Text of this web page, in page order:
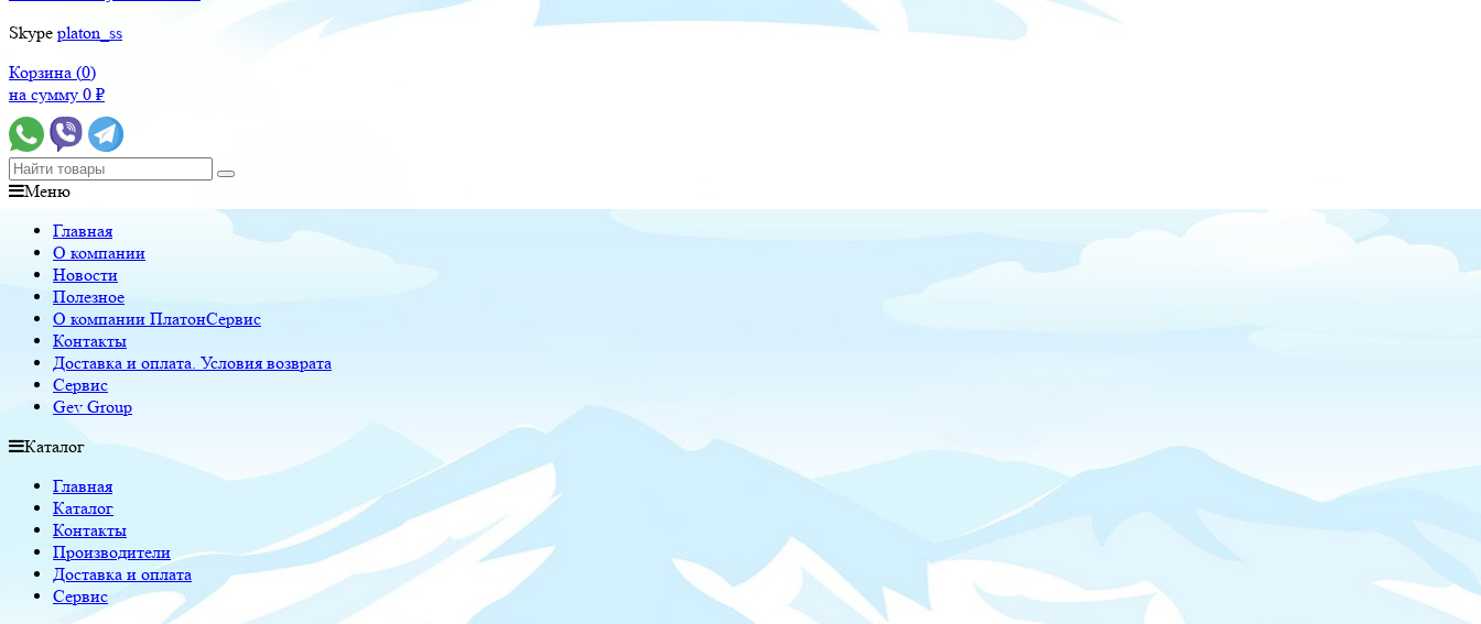
Skype platon_ss
Корзина (0)
на сумму 0 ₽
Меню
Главная
О компании
Новости
Полезное
О компании ПлатонСервис
Контакты
Доставка и оплата. Условия возврата
Сервис
Gev Group
Каталог
Главная
Каталог
Контакты
Производители
Доставка и оплата
Сервис